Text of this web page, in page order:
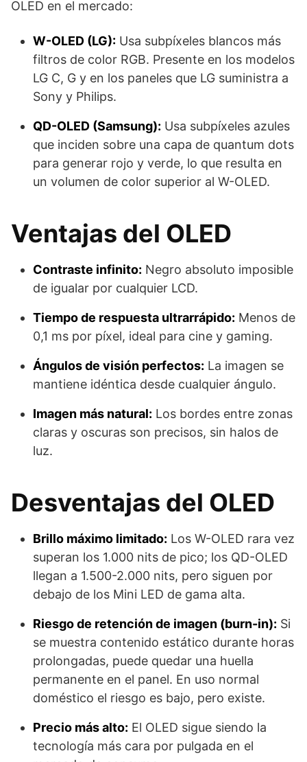
OLED en el mercado:
W-OLED (LG): Usa subpíxeles blancos más
filtros de color RGB. Presente en los modelos
LG C, G y en los paneles que LG suministra a
Sony y Philips.
QD-OLED (Samsung): Usa subpíxeles azules
que inciden sobre una capa de quantum dots
para generar rojo y verde, lo que resulta en
un volumen de color superior al W-OLED.
Ventajas del OLED
Contraste infinito: Negro absoluto imposible
de igualar por cualquier LCD.
Tiempo de respuesta ultrarrápido: Menos de
0,1 ms por píxel, ideal para cine y gaming.
Ángulos de visión perfectos: La imagen se
mantiene idéntica desde cualquier ángulo.
Imagen más natural: Los bordes entre zonas
claras y oscuras son precisos, sin halos de
luz.
Desventajas del OLED
Brillo máximo limitado: Los W-OLED rara vez
superan los 1.000 nits de pico; los QD-OLED
llegan a 1.500-2.000 nits, pero siguen por
debajo de los Mini LED de gama alta.
Riesgo de retención de imagen (burn-in): Si
se muestra contenido estático durante horas
prolongadas, puede quedar una huella
permanente en el panel. En uso normal
doméstico el riesgo es bajo, pero existe.
Precio más alto: El OLED sigue siendo la
tecnología más cara por pulgada en el